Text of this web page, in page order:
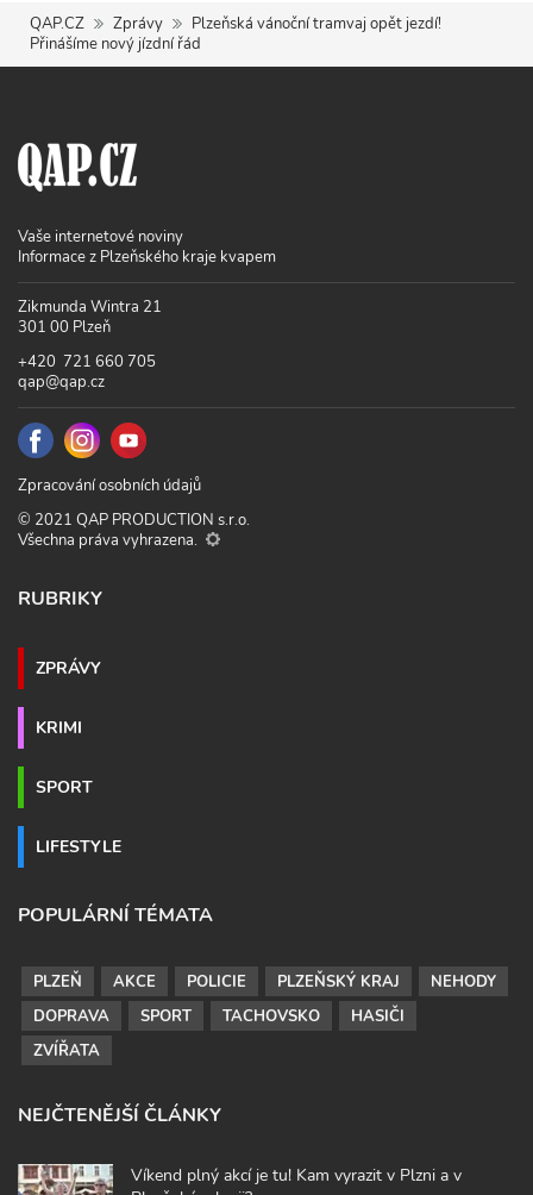
QAP.CZ Zprávy
Plzeňská vánoční tramvaj opět jezdí!
Přinášíme nový jízdní řád
Vaše internetové noviny
Informace z Plzeňského kraje kvapem
Zikmunda Wintra 21
301 00 Plzeň
+420 721 660 705
qap@qap.cz
Zpracování osobních údajů
© 2021 QAP PRODUCTION s.r.o.
Všechna práva vyhrazena.
RUBRIKY
ZPRÁVY
KRIMI
SPORT
LIFESTYLE
POPULÁRNÍ TÉMATA
PLZEŇ AKCE POLICIE PLZEŇSKÝ KRAJ
NEHODY
DOPRAVA
SPORT TACHOVSKO
HASIČI
ZVÍŘATA
NEJČTENĚJŠÍ ČLÁNKY
Víkend plný akcí je tu! Kam vyrazit v Plzni a v